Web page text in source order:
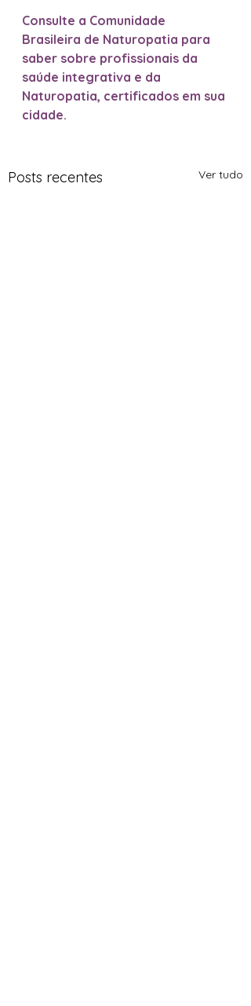
Consulte a Comunidade
Brasileira de Naturopatia para
saber sobre profissionais da
saúde integrativa e da
Naturopatia, certificados em sua
cidade.
Posts recentes Ver tudo